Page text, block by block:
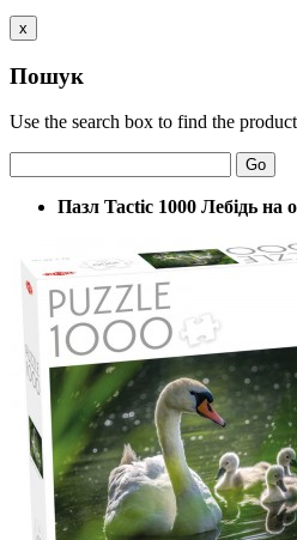
x
Пошук
Use the search box to find the
Go
Пазл Tactic 1000 Лебідь на